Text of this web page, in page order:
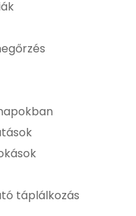
táplálkozás